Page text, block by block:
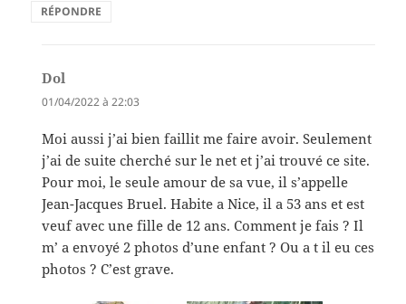
RÉPONDRE
Dol
01/04/2022 à 22:03
Moi aussi j’ai bien faillit me faire avoir. Seulement
j’ai de suite cherché sur le net et j’ai trouvé ce site.
Pour moi, le seule amour de sa vue, il s’appelle
Jean-Jacques Bruel. Habite a Nice, il a 53 ans et est
veuf avec une fille de 12 ans. Comment je fais ? Il
m’ a envoyé 2 photos d’une enfant ? Ou a t il eu ces
photos ? C’est grave.